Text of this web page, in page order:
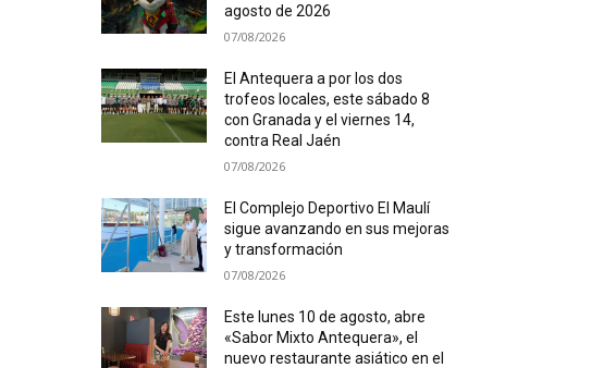
agosto de 2026
07/08/2026
El Antequera a por los dos
trofeos locales, este sábado 8
con Granada y el viernes 14,
contra Real Jaén
07/08/2026
El Complejo Deportivo El Maulí
sigue avanzando en sus mejoras
y transformación
07/08/2026
Este lunes 10 de agosto, abre
«Sabor Mixto Antequera», el
nuevo restaurante asiático en el